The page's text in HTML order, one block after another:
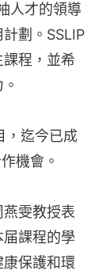
人才的領導
劃。SSLIP
程，並希
，迄今已成
機會。
雯教授表
課程的學
保護和環